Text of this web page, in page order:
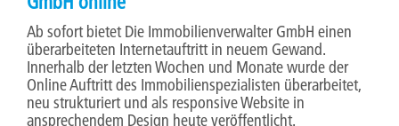
Ab sofort bietet Die Immobilienverwalter GmbH einen
überarbeiteten Internetauftritt in neuem Gewand.
Innerhalb der letzten Wochen und Monate wurde der
Online Auftritt des Immobilienspezialisten überarbeitet,
neu strukturiert und als responsive Website in
ansprechendem Design heute veröffentlicht.